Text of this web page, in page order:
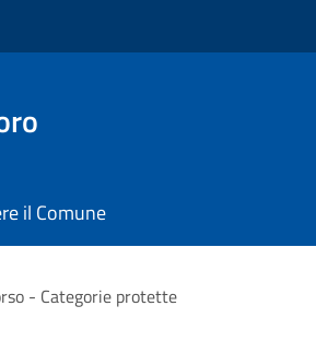
il Comune
- Categorie protette